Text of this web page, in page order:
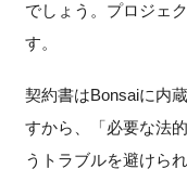
でしょう。プロジェ
す。
契約書はBonsaiに内
すから、「必要な法
うトラブルを避けら